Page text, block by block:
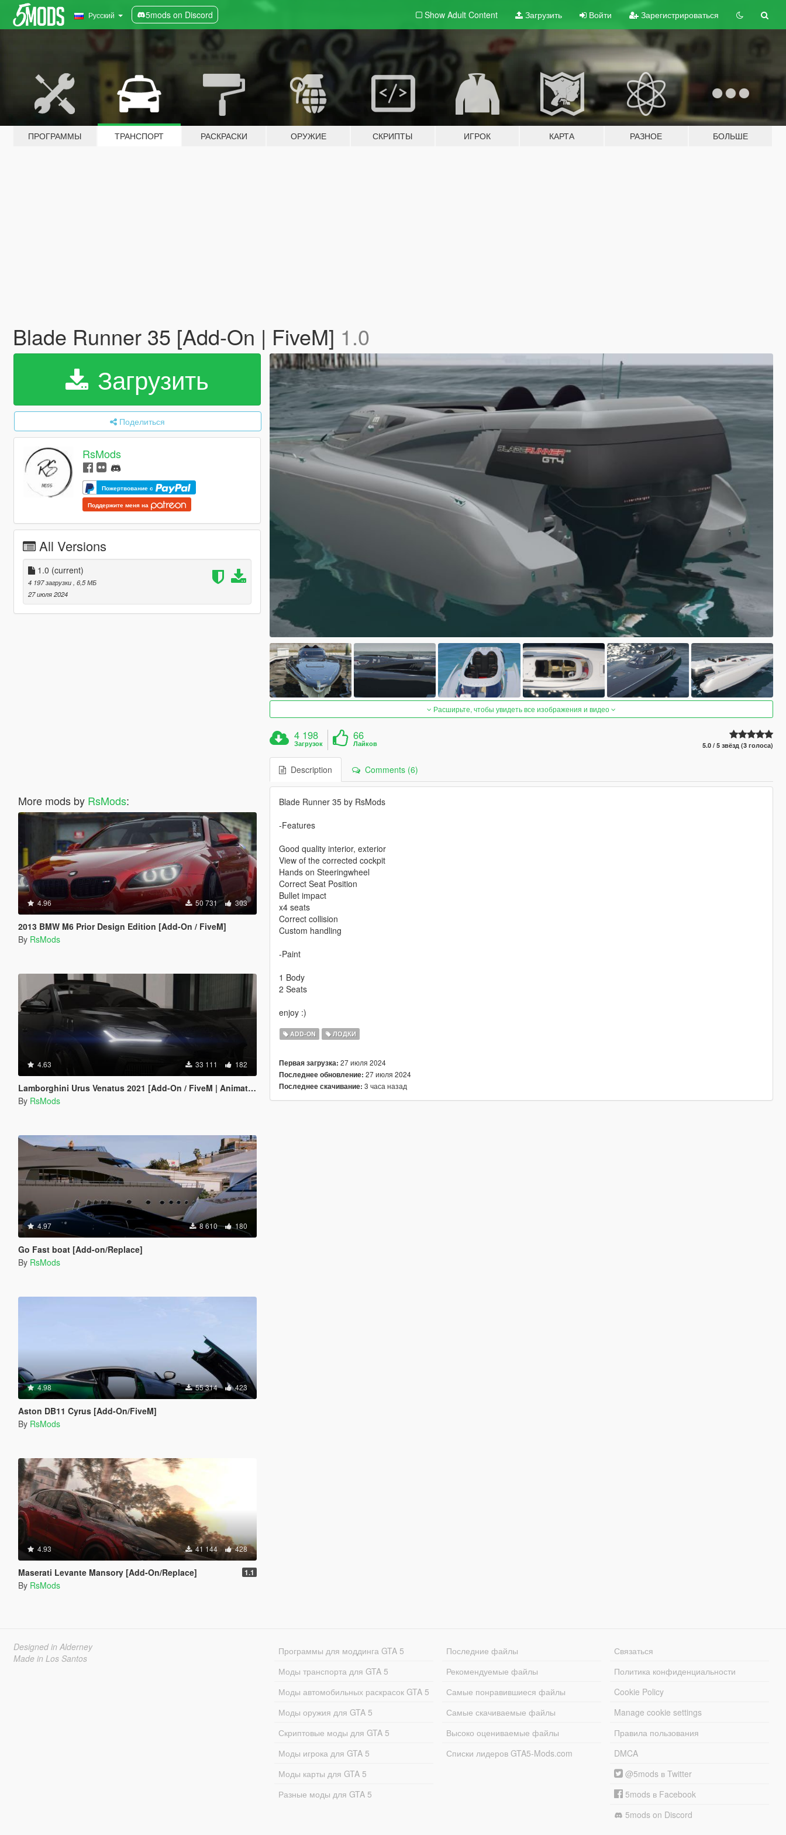
Русский 5mods on Discord Show Adult Content Загрузить Войти Зарегистрироваться
ПРОГРАММЫ ТРАНСПОРТ РАСКРАСКИ ОРУЖИЕ СКРИПТЫ ИГРОК КАРТА РАЗНОЕ БОЛЬШЕ
Blade Runner 35 [Add-On | FiveM] 1.0
Загрузить
Поделиться
RsMods
Пожертвование с
Поддержите меня на
All Versions
1.0 (current)
4 197 загрузки , 6,5 МБ
27 июля 2024
More mods by RsMods:
4.96 50 731 303
2013 BMW M6 Prior Design Edition [Add-On / FiveM]
By RsMods
4.63 33 111 182
Lamborghini Urus Venatus 2021 [Add-On / FiveM | Animated]
By RsMods
4.97 8 610 180
Go Fast boat [Add-on/Replace]
By RsMods
4.98 55 314 423
Aston DB11 Cyrus [Add-On/FiveM]
By RsMods
4.93 41 144 428
Maserati Levante Mansory [Add-On/Replace] 1.1
By RsMods
Расширьте, чтобы увидеть все изображения и видео
4 198
Загрузок
66
Лайков 5.0 / 5 звёзд (3 голоса)
Description Comments (6)
Blade Runner 35 by RsMods
-Features
Good quality interior, exterior
View of the corrected cockpit
Hands on Steeringwheel
Correct Seat Position
Bullet impact
x4 seats
Correct collision
Custom handling
-Paint
1 Body
2 Seats
enjoy :)
ADD-ON ЛОДКИ
Первая загрузка: 27 июля 2024
Последнее обновление: 27 июля 2024
Последнее скачивание: 3 часа назад
Designed in Alderney
Made in Los Santos
Программы для моддинга GTA 5
Моды транспорта для GTA 5
Моды автомобильных раскрасок GTA 5
Моды оружия для GTA 5
Скриптовые моды для GTA 5
Моды игрока для GTA 5
Моды карты для GTA 5
Разные моды для GTA 5
Последние файлы
Рекомендуемые файлы
Самые понравившиеся файлы
Самые скачиваемые файлы
Высоко оцениваемые файлы
Списки лидеров GTA5-Mods.com
Связаться
Политика конфиденциальности
Cookie Policy
Manage cookie settings
Правила пользования
DMCA
@5mods в Twitter
5mods в Facebook
5mods on Discord